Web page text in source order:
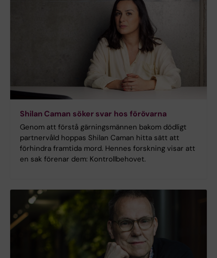
Shilan Caman söker svar hos förövarna
Genom att förstå gärningsmännen bakom dödligt
partnervåld hoppas Shilan Caman hitta sätt att
förhindra framtida mord. Hennes forskning visar att
en sak förenar dem: Kontrollbehovet.